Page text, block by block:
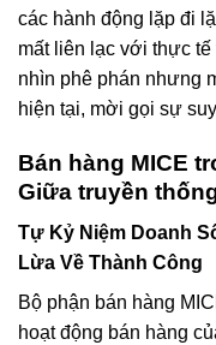
các hành động lặp đi
mất liên lạc với thực
nhìn phê phán nhưng
hiện tại, mời gọi sự
Bán hàng MICE
Giữa truyền
Tự Kỷ Niệm Doanh
Lừa Về Thành Công
Bộ phận bán hàng
hoạt động bán hàng